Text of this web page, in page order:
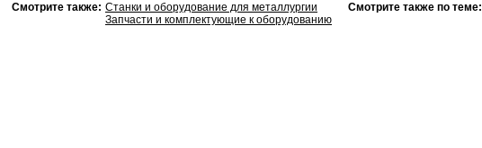
Смотрите также: Станки и оборудование для металлургии
Запчасти и комплектующие к оборудованию
Смотрите также по теме: